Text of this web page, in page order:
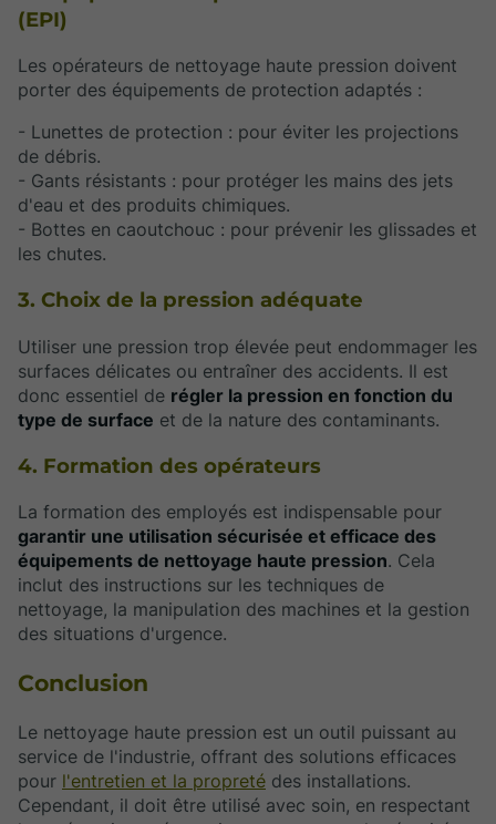
(EPI)
Les opérateurs de nettoyage haute pression doivent
porter des équipements de protection adaptés :
- Lunettes de protection : pour éviter les projections
de débris.
- Gants résistants : pour protéger les mains des jets
d'eau et des produits chimiques.
- Bottes en caoutchouc : pour prévenir les glissades et
les chutes.
3. Choix de la pression adéquate
Utiliser une pression trop élevée peut endommager les
surfaces délicates ou entraîner des accidents. Il est
donc essentiel de régler la pression en fonction du
type de surface et de la nature des contaminants.
4. Formation des opérateurs
La formation des employés est indispensable pour
garantir une utilisation sécurisée et efficace des
équipements de nettoyage haute pression. Cela
inclut des instructions sur les techniques de
nettoyage, la manipulation des machines et la gestion
des situations d'urgence.
Conclusion
Le nettoyage haute pression est un outil puissant au
service de l'industrie, offrant des solutions efficaces
pour l'entretien et la propreté des installations.
Cependant, il doit être utilisé avec soin, en respectant